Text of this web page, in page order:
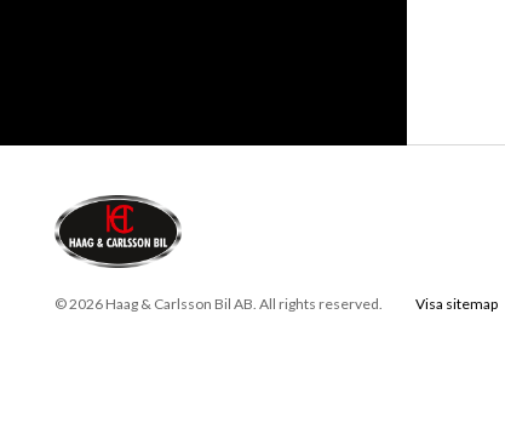
© 2026 Haag & Carlsson Bil AB. All rights reserved. Visa sitemap